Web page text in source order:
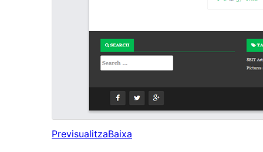
PrevisualitzaBaixa